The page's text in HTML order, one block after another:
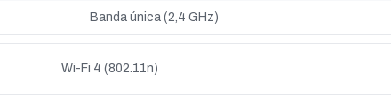
Banda única (2,4 GHz)
Wi-Fi 4 (802.11n)